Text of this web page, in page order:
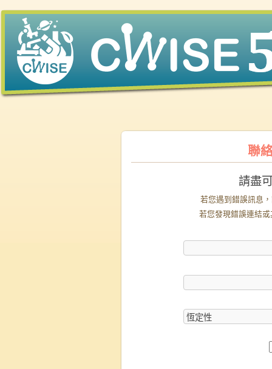
聯
請盡
若您遇到錯誤訊息
若您發現錯誤連結